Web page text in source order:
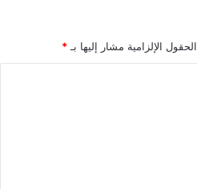
الحقول الإلزامية مشار إليها بـ *